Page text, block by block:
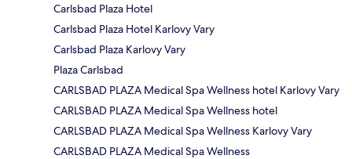
Carlsbad Plaza Hotel
Carlsbad Plaza Hotel Karlovy Vary
Carlsbad Plaza Karlovy Vary
Plaza Carlsbad
CARLSBAD PLAZA Medical Spa Wellness hotel Karlovy Vary
CARLSBAD PLAZA Medical Spa Wellness hotel
CARLSBAD PLAZA Medical Spa Wellness Karlovy Vary
CARLSBAD PLAZA Medical Spa Wellness